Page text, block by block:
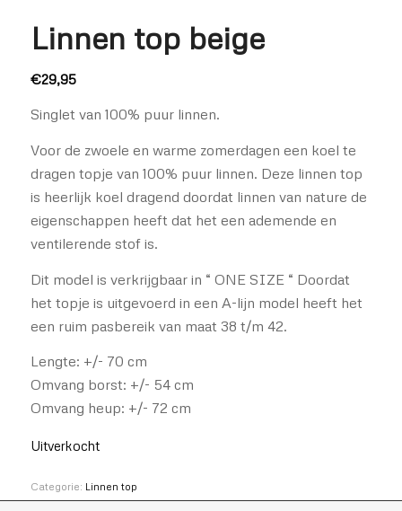
Linnen top beige
€29,95
Singlet van 100% puur linnen.
Voor de zwoele en warme zomerdagen een koel te
dragen topje van 100% puur linnen. Deze linnen top
is heerlijk koel dragend doordat linnen van nature de
eigenschappen heeft dat het een ademende en
ventilerende stof is.
Dit model is verkrijgbaar in “ ONE SIZE “ Doordat
het topje is uitgevoerd in een A-lijn model heeft het
een ruim pasbereik van maat 38 t/m 42.
Lengte: +/- 70 cm
Omvang borst: +/- 54 cm
Omvang heup: +/- 72 cm
Uitverkocht
Categorie: Linnen top